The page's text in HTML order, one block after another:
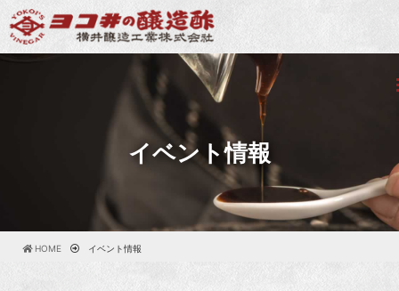
イベント情報
HOME イベント情報